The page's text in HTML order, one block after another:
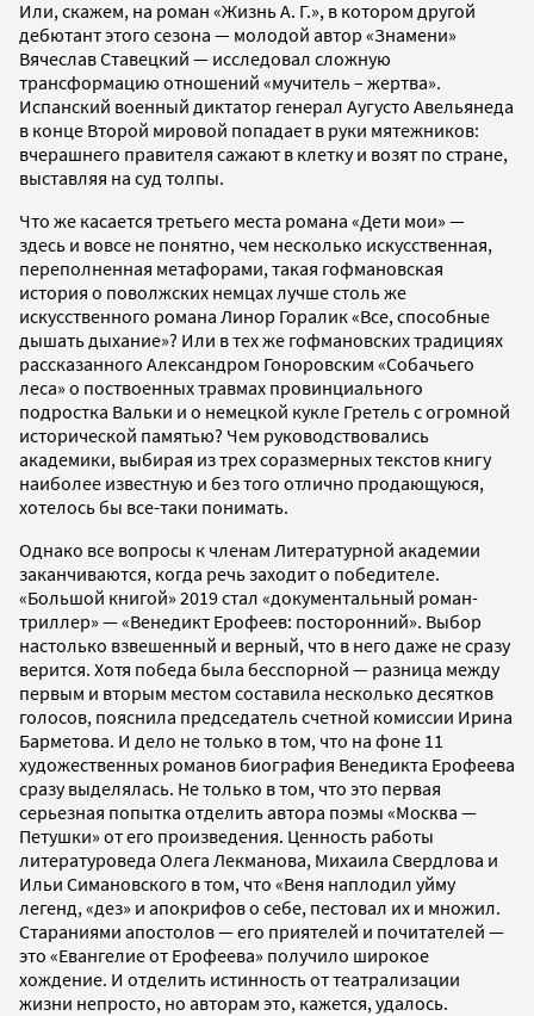
Или, скажем, на роман «Жизнь А. Г.», в котором другой
дебютант этого сезона — молодой автор «Знамени»
Вячеслав Ставецкий — исследовал сложную
трансформацию отношений «мучитель – жертва».
Испанский военный диктатор генерал Аугусто Авельянеда
в конце Второй мировой попадает в руки мятежников:
вчерашнего правителя сажают в клетку и возят по стране,
выставляя на суд толпы.
Что же касается третьего места романа «Дети мои» —
здесь и вовсе не понятно, чем несколько искусственная,
переполненная метафорами, такая гофмановская
история о поволжских немцах лучше столь же
искусственного романа Линор Горалик «Все, способные
дышать дыхание»? Или в тех же гофмановских традициях
рассказанного Александром Гоноровским «Собачьего
леса» о поствоенных травмах провинциального
подростка Вальки и о немецкой кукле Гретель с огромной
исторической памятью? Чем руководствовались
академики, выбирая из трех соразмерных текстов книгу
наиболее известную и без того отлично продающуюся,
хотелось бы все-таки понимать.
Однако все вопросы к членам Литературной академии
заканчиваются, когда речь заходит о победителе.
«Большой книгой» 2019 стал «документальный роман-
триллер» — «Венедикт Ерофеев: посторонний». Выбор
настолько взвешенный и верный, что в него даже не сразу
верится. Хотя победа была бесспорной — разница между
первым и вторым местом составила несколько десятков
голосов, пояснила председатель счетной комиссии Ирина
Барметова. И дело не только в том, что на фоне 11
художественных романов биография Венедикта Ерофеева
сразу выделялась. Не только в том, что это первая
серьезная попытка отделить автора поэмы «Москва —
Петушки» от его произведения. Ценность работы
литературоведа Олега Лекманова, Михаила Свердлова и
Ильи Симановского в том, что «Веня наплодил уйму
легенд, «дез» и апокрифов о себе, пестовал их и множил.
Стараниями апостолов — его приятелей и почитателей —
это «Евангелие от Ерофеева» получило широкое
хождение. И отделить истинность от театрализации
жизни непросто, но авторам это, кажется, удалось.